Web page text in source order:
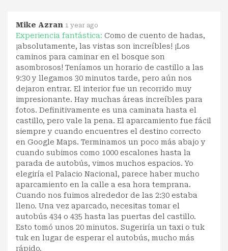
Mike Azran 1 year ago
Experiencia fantástica: Como de cuento de hadas,
¡absolutamente, las vistas son increíbles! ¡Los
caminos para caminar en el bosque son
asombrosos! Teníamos un horario de castillo a las
9:30 y llegamos 30 minutos tarde, pero aún nos
dejaron entrar. El interior fue un recorrido muy
impresionante. Hay muchas áreas increíbles para
fotos. Definitivamente es una caminata hasta el
castillo, pero vale la pena. El aparcamiento fue fácil
siempre y cuando encuentres el destino correcto
en Google Maps. Terminamos un poco más abajo y
cuando subimos como 1000 escalones hasta la
parada de autobús, vimos muchos espacios. Yo
elegiría el Palacio Nacional, parece haber mucho
aparcamiento en la calle a esa hora temprana.
Cuando nos fuimos alrededor de las 2:30 estaba
lleno. Una vez aparcado, necesitas tomar el
autobús 434 o 435 hasta las puertas del castillo.
Esto tomó unos 20 minutos. Sugeriría un taxi o tuk
tuk en lugar de esperar el autobús, mucho más
rápido.